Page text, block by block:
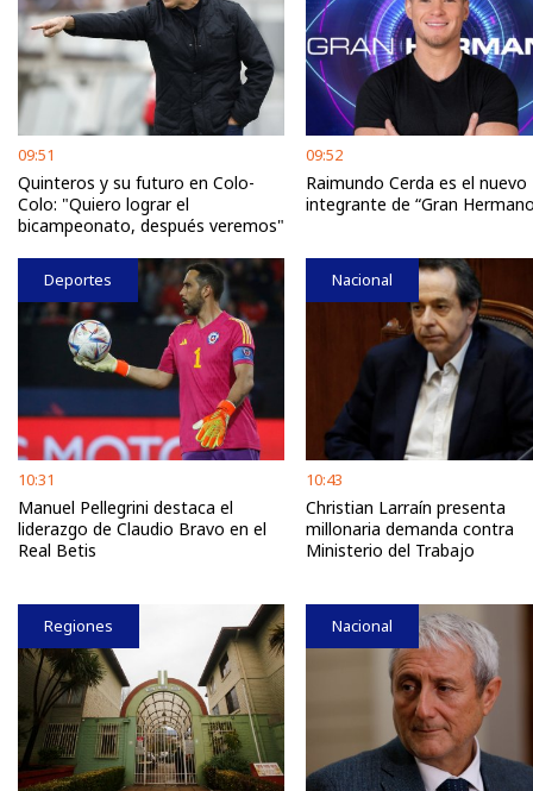
09:51
Quinteros y su futuro en Colo-
Colo: "Quiero lograr el
bicampeonato, después veremos"
09:52
Raimundo Cerda es el nuevo
integrante de “Gran
Deportes
10:31
Manuel Pellegrini destaca el
liderazgo de Claudio Bravo en el
Real Betis
Nacional
10:43
Christian Larraín presenta
millonaria demanda contra
Ministerio del Trabajo
Regiones Nacional